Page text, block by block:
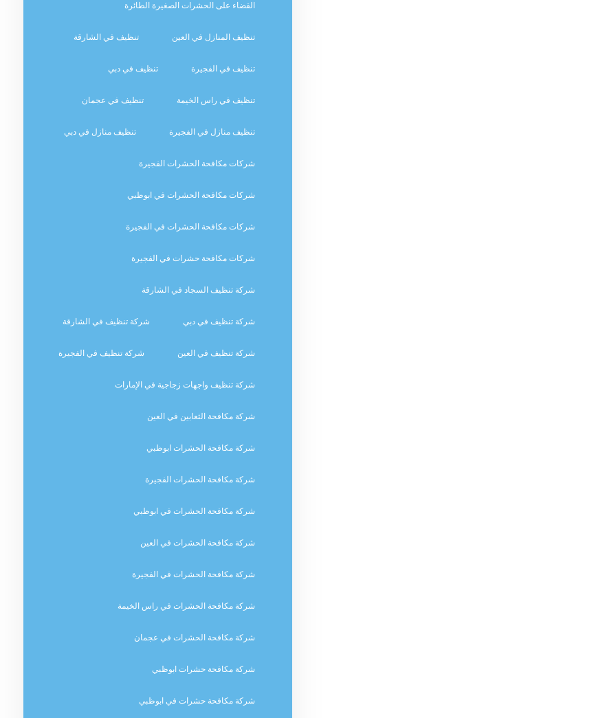
القضاء على الحشرات الصغيرة الطائرة
تنظيف المنازل في العين تنظيف في الشارقة
تنظيف في الفجيرة تنظيف في دبي
تنظيف في راس الخيمة تنظيف في عجمان
تنظيف منازل في الفجيرة تنظيف منازل في دبي
شركات مكافحة الحشرات الفجيرة
شركات مكافحة الحشرات في ابوظبي
شركات مكافحة الحشرات في الفجيرة
شركات مكافحة حشرات في الفجيرة
شركة تنظيف السجاد في الشارقة
شركة تنظيف في دبي شركة تنظيف في الشارقة
شركة تنظيف في العين شركة تنظيف في الفجيرة
شركة تنظيف واجهات زجاجية في الإمارات
شركة مكافحة الثعابين في العين
شركة مكافحة الحشرات ابوظبي
شركة مكافحة الحشرات الفجيرة
شركة مكافحة الحشرات في ابوظبي
شركة مكافحة الحشرات في العين
شركة مكافحة الحشرات في الفجيرة
شركة مكافحة الحشرات في راس الخيمة
شركة مكافحة الحشرات في عجمان
شركة مكافحة حشرات ابوظبي
شركة مكافحة حشرات في ابوظبي